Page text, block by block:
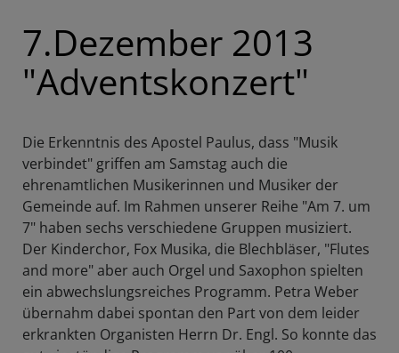
7.Dezember 2013
"Adventskonzert"
Die Erkenntnis des Apostel Paulus, dass "Musik
verbindet" griffen am Samstag auch die
ehrenamtlichen Musikerinnen und Musiker der
Gemeinde auf. Im Rahmen unserer Reihe "Am 7. um
7" haben sechs verschiedene Gruppen musiziert.
Der Kinderchor, Fox Musika, die Blechbläser, "Flutes
and more" aber auch Orgel und Saxophon spielten
ein abwechslungsreiches Programm. Petra Weber
übernahm dabei spontan den Part von dem leider
erkrankten Organisten Herrn Dr. Engl. So konnte das